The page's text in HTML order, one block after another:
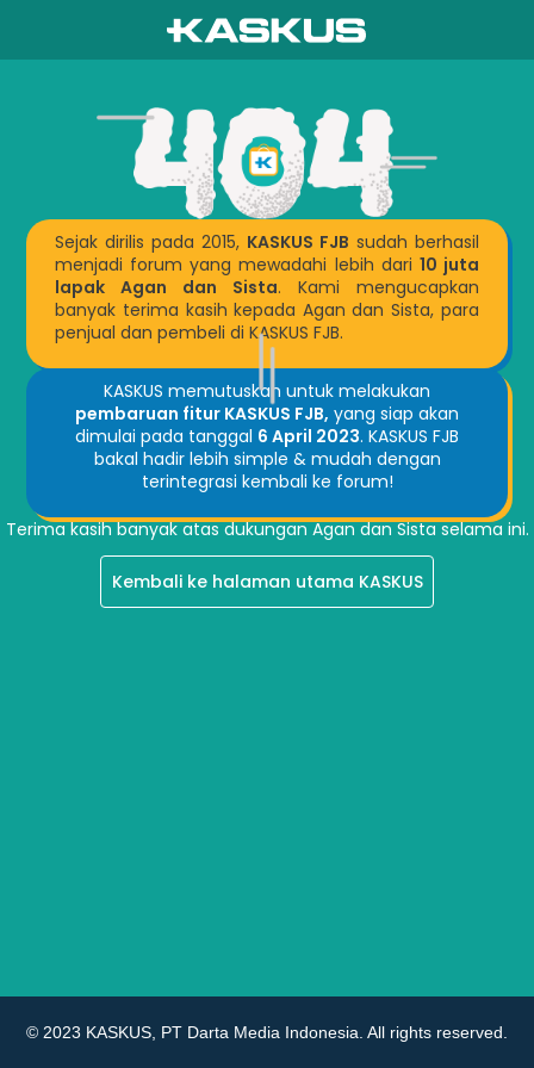
Sejak dirilis pada 2015, KASKUS FJB sudah berhasil
menjadi forum yang mewadahi lebih dari 10 juta
lapak Agan dan Sista. Kami mengucapkan
banyak terima kasih kepada Agan dan Sista, para
penjual dan pembeli di KASKUS FJB.
KASKUS memutuskan untuk melakukan
pembaruan fitur KASKUS FJB, yang siap akan
dimulai pada tanggal 6 April 2023. KASKUS FJB
bakal hadir lebih simple & mudah dengan
terintegrasi kembali ke forum!
Terima kasih banyak atas dukungan Agan dan Sista selama ini.
Kembali ke halaman utama KASKUS
© 2023 KASKUS, PT Darta Media Indonesia. All rights reserved.